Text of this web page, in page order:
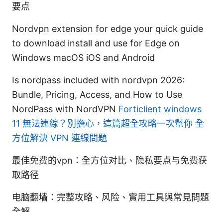
要点
Nordvpn extension for edge your quick guide
to download install and use for Edge on
Windows macOS iOS and Android
Is nordpass included with nordvpn 2026:
Bundle, Pricing, Access, and How to Use
NordPass with NordVPN Forticlient windows
11 無法連線？別擔心，這篇超全攻略一次幫你 全
方位解決 VPN 連線問題
最佳免费的vpn：全方位对比、隐私要点与免费获
取路径
电脑翻墙：完整攻略、风险、實用工具與常見問題